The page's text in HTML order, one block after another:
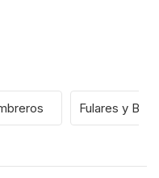
Fulares y